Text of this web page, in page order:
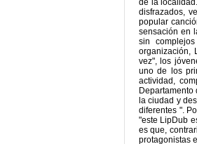
de la
disfrazados,
popular
sensación en
sin
organización,
vez", los
uno de los
actividad,
la ciudad y
diferentes ".
"este LipDub
es que,
protagonistas